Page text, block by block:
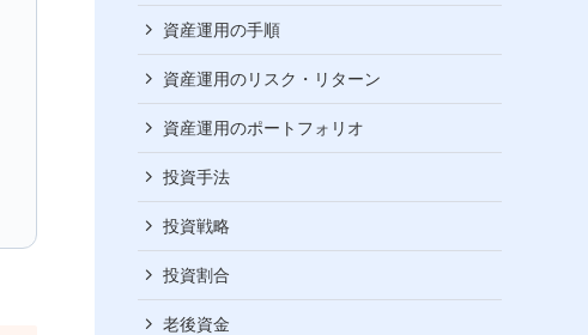
資産運用の手順
資産運用のリスク・リターン
資産運用のポートフォリオ
投資手法
投資戦略
投資割合
老後資金